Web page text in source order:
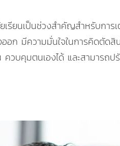
รียนเป็นช่วงสำคัญสำหรับการเ
ก มีความมั่นใจในการคิดตัดสิ
บคุมตนเองได้ และสามารถป